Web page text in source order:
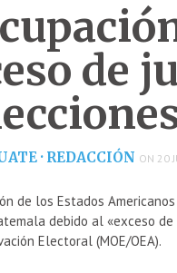
de
· REDACCIÓN ON 20
de los Estados
debido al «exceso
Electoral (MOE/OEA).